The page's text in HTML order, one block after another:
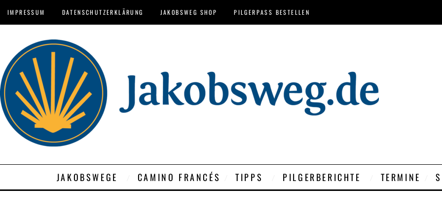
IMPRESSUM DATENSCHUTZERKLÄRUNG JAKOBSWEG SHOP PILGERPASS BESTELLEN
JAKOBSWEGE CAMINO FRANCÉS TIPPS PILGERBERICHTE TERMINE